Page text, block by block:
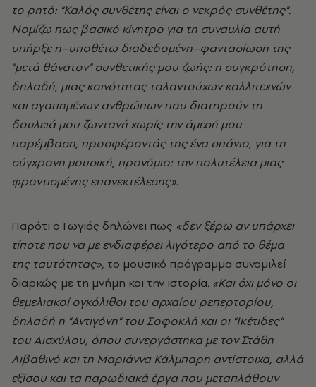
το ρητό: "Καλός συνθέτης είναι ο νεκρός συνθέτης".
Νομίζω πως βασικό κίνητρο για τη συναυλία αυτή
υπήρξε η–υποθέτω διαδεδομένη–φαντασίωση της
"μετά θάνατον" συνθετικής μου ζωής: η συγκρότηση,
δηλαδή, μιας κοινότητας ταλαντούχων καλλιτεχνών
και αγαπημένων ανθρώπων που διατηρούν τη
δουλειά μου ζωντανή χωρίς την άμεσή μου
παρέμβαση, προσφέροντάς της ένα σπάνιο, για τη
σύγχρονη μουσική, προνόμιο: την πολυτέλεια μιας
φροντισμένης επανεκτέλεσης».
Παρότι ο Γωγιός δηλώνει πως «δεν ξέρω αν υπάρχει
τίποτε που να με ενδιαφέρει λιγότερο από το θέμα
της ταυτότητας», το μουσικό πρόγραμμα συνομιλεί
διαρκώς με τη μνήμη και την ιστορία. «Και όχι μόνο οι
θεμελιακοί ογκόλιθοι του αρχαίου ρεπερτορίου,
δηλαδή η "Αντιγόνη" του Σοφοκλή και οι "Ικέτιδες"
του Αισχύλου, όπου συνεργάστηκα με τον Στάθη
Λιβαθινό και τη Μαριάννα Κάλμπαρη αντίστοιχα, αλλά
εξίσου και τα παρωδιακά έργα που μεταπλάθουν